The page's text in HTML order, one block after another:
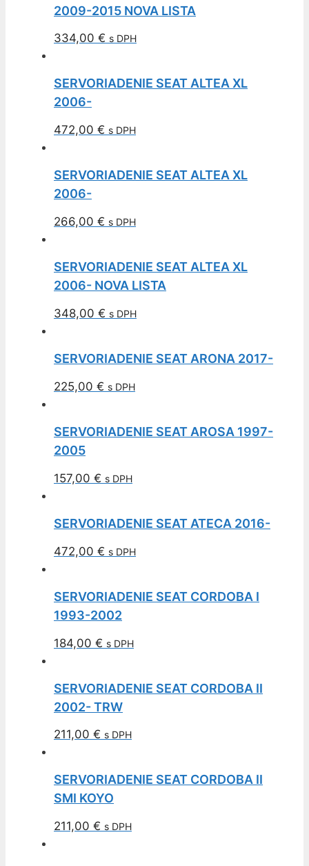
2009-2015 NOVA LISTA
334,00 € s DPH
SERVORIADENIE SEAT ALTEA XL
2006-
472,00 € s DPH
SERVORIADENIE SEAT ALTEA XL
2006-
266,00 € s DPH
SERVORIADENIE SEAT ALTEA XL
2006- NOVA LISTA
348,00 € s DPH
SERVORIADENIE SEAT ARONA 2017-
225,00 € s DPH
SERVORIADENIE SEAT AROSA 1997-
2005
157,00 € s DPH
SERVORIADENIE SEAT ATECA 2016-
472,00 € s DPH
SERVORIADENIE SEAT CORDOBA I
1993-2002
184,00 € s DPH
SERVORIADENIE SEAT CORDOBA II
2002- TRW
211,00 € s DPH
SERVORIADENIE SEAT CORDOBA II
SMI KOYO
211,00 € s DPH